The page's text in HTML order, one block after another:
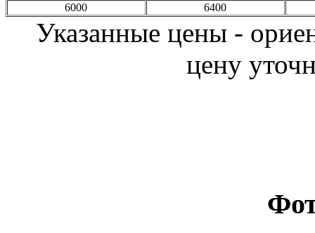
6000
6400
Указанные цены -
цену